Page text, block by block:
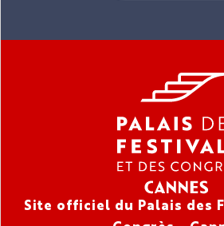
Site officiel du Palais des